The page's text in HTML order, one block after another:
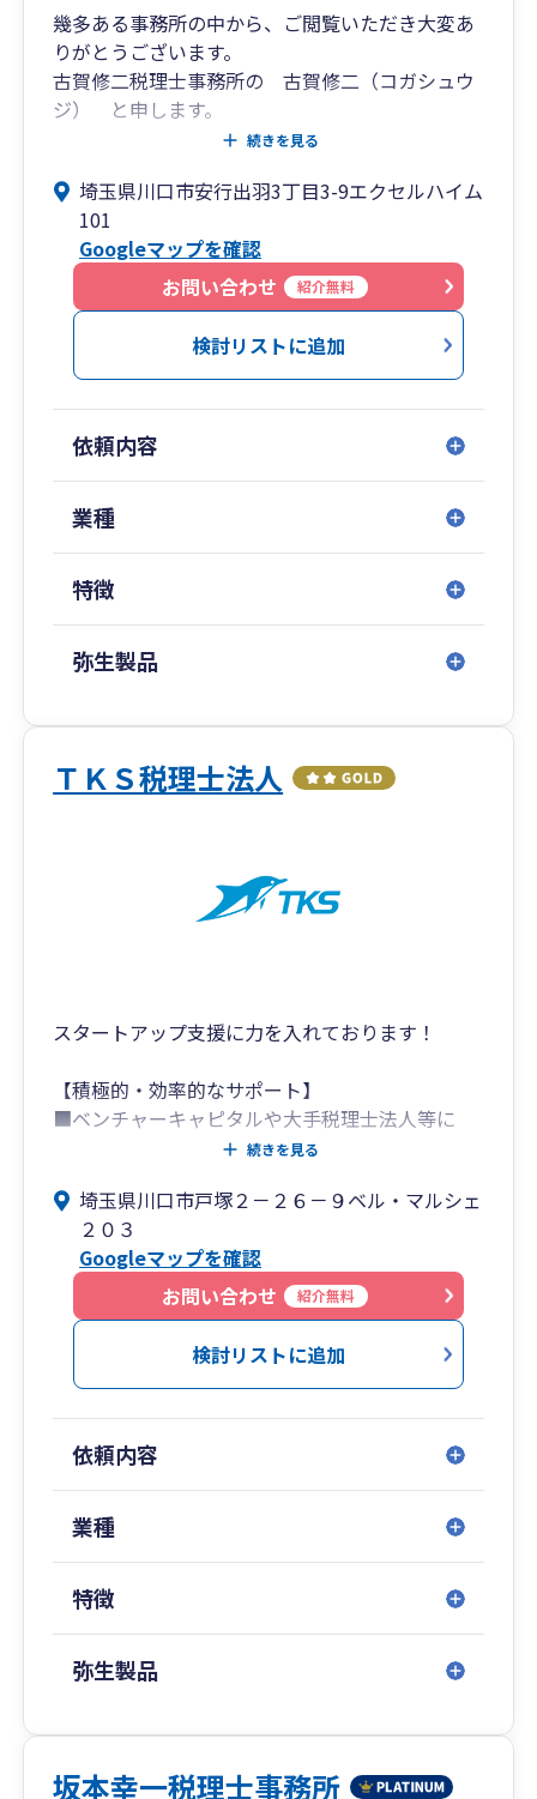
幾多ある事務所の中から、ご閲覧いただき大変あ
りがとうございます。
古賀修二税理士事務所の 古賀修二（コガシュウ
ジ） と申します。
帳・税務申告・節税などのお手伝いをさせていた
だきます。
レスポンスの速さには自信があり、スピーディな
問題解決に努めてまいります。
一般の事務所では税理士資格がない、知識も少な
い職員が担当になることもあるかと思われます
する体制を整えております。
法人・個人事業主のお客様の顧問税理士、個人開
また個人事業主の方の確定申告のみの依頼もお受
けいたします。
是非ご検討いただきまして、お客様にお会いでき
ることを心待ちにしております。
古賀修二税理士事務所
続きを見る
埼玉県川口市安行出羽3丁目3-9エクセルハイム
101
Googleマップを確認
お問い合わせ
紹介無料
検討リストに追加
依頼内容
業種
特徴
弥生製品
ＴＫＳ税理士法人
スタートアップ支援に力を入れております！
【積極的・効率的なサポート】
■ベンチャーキャピタルや大手税理士法人等に
て、スタートアップ企業から上場会社まで幅広い
方のサポートを得意としております！
■お客様の状況に応じてクラウド会計等を使用し
ております。また、メール、チャット、LINE、
ZOOM等に対応しており、全国、年中無休で相談
可能です。お時間をとることが難しい方も、是非
ご相談下さい！
創業、スタートアップ支援に力を入れておりま
す！日本政策金融公庫との連携を通じて、スムー
ズな創業融資のご相談を承らせて頂いておりま
URL：https://tks-saitama.com/
TEL：048-290-0020
続きを見る
埼玉県川口市戸塚２－２６－９ベル・マルシェ
２０３
Googleマップを確認
お問い合わせ
紹介無料
検討リストに追加
依頼内容
業種
特徴
弥生製品
坂本幸一税理士事務所